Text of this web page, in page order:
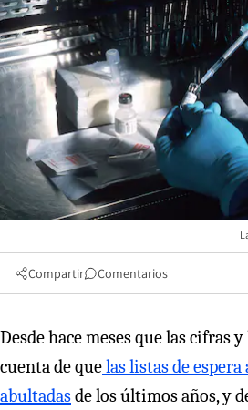
Compartir Comentarios
Desde hace meses que las cifras
cuenta de quelas listas de espera
abultadasde los últimos años, y